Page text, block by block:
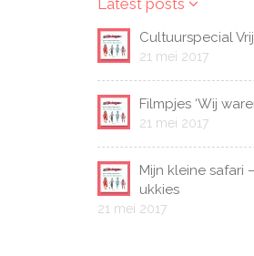
Latest posts
Cultuurspecial
21 mei 2017
Filmpjes ‘Wij
21 mei 2017
Mijn kleine safari
ukkies
21 mei 2017